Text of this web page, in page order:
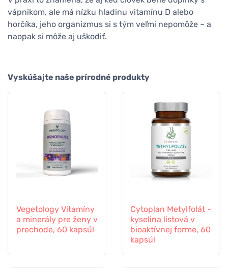
vápnikom, ale má nízku hladinu vitamínu D alebo
horčíka, jeho organizmus si s tým veľmi nepomôže – a
naopak si môže aj uškodiť.
Vyskúšajte naše prírodné produkty
Vegetology Vitamíny
a minerály pre ženy v
prechode, 60 kapsúl
Cytoplan Metylfolát -
kyselina listová v
bioaktívnej forme, 60
kapsúl